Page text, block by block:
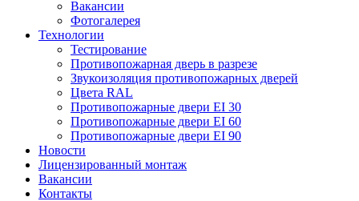
Вакансии
Фотогалерея
Технологии
Тестирование
Противопожарная дверь в разрезе
Звукоизоляция противопожарных дверей
Цвета RAL
Противопожарные двери EI 30
Противопожарные двери EI 60
Противопожарные двери EI 90
Новости
Лицензированный монтаж
Вакансии
Контакты